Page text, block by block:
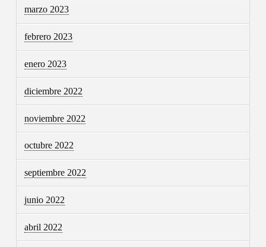
marzo 2023
febrero 2023
enero 2023
diciembre 2022
noviembre 2022
octubre 2022
septiembre 2022
junio 2022
abril 2022